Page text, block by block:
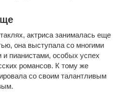
актриса занималась еще
она выступала со многими
пианистами, особых успех
романсов. К тому же
со своим талантливым